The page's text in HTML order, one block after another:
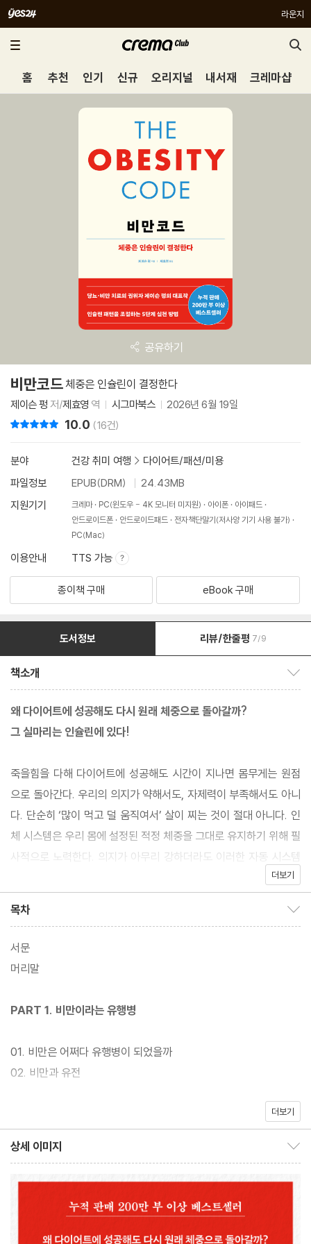
라운지
홈 추천 인기 신규 오리지널 내서재 크레마샵
공유하기
비만코드체중은 인슐린이 결정한다
제이슨 펑 저/제효영 역 시그마북스 2026년 6월 19일
10.0 (16건)
분야 건강 취미 여행 > 다이어트/패션/미용
파일정보
EPUB(DRM)
24.43MB
지원기기
크레마 PC(윈도우 - 4K 모니터 미지원) 아이폰
아이패드
안드로이드폰
안드로이드패드
전자책단말기(저사양 기기 사용 불가)
PC(Mac)
이용안내 TTS 가능
종이책 구매 eBook 구매
도서정보 리뷰/한줄평 7/9
책소개
왜 다이어트에 성공해도 다시 원래 체중으로 돌아갈까?
그 실마리는 인슐린에 있다!
죽을힘을 다해 다이어트에 성공해도 시간이 지나면 몸무게는 원점
으로 돌아간다. 우리의 의지가 약해서도, 자제력이 부족해서도 아니
다. 단순히 ‘많이 먹고 덜 움직여서’ 살이 찌는 것이 절대 아니다. 인
체 시스템은 우리 몸에 설정된 적정 체중을 그대로 유지하기 위해 필
사적으로 노력한다. 의지가 아무리 강하더라도 이러한 자동 시스템
당뇨 및 비만 치료의 세계적 권위자인 제이슨 펑 박사는 체중을 얼마
로 설정할지 결정하는 호르몬이 바로 ‘인슐린’이며, 현대인은 그동안
잘못된 식습관 때문에 인슐린에 대한 내성을 너무 높여왔다고 진단
뿐이다.
후속작의 출간과 함께 새로운 표지로 다시 선보이는 『비만코드』는
다이어트와 비만을 둘러싼 기존의 패러다임을 뒤집고 비만학의 새
본 원인인 인슐린과 호르몬 시스템에 대한 분석을 토대로, 적정 체중
을 재설정하고 유지하는 법과 인슐린 패턴을 조절하는 단계별 지침
을 체계적으로 제시하고 있다.
더보기
목차
서문
머리말
PART 1. 비만이라는 유행병
01. 비만은 어쩌다 유행병이 되었을까
02. 비만과 유전
03. 열량 줄이기의 오류
PART 3. 새로운 비만 모형
더보기
상세 이미지